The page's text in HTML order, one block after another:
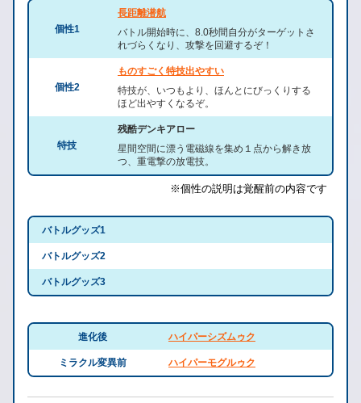
個性1
長距離潜航
バトル開始時に、8.0秒間自分がターゲットさ
れづらくなり、攻撃を回避するぞ！
個性2
ものすごく特技出やすい
特技が、いつもより、ほんとにびっくりする
ほど出やすくなるぞ。
特技
残酷デンキアロー
星間空間に漂う電磁線を集め１点から解き放
つ、重電撃の放電技。
※個性の説明は覚醒前の内容です
バトルグッズ1
バトルグッズ2
バトルグッズ3
進化後 ハイパーシズムゥク
ミラクル変異前 ハイパーモグルゥク